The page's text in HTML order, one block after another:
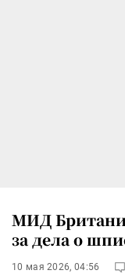
МИД
за дела о
10 мая 2026, 04:56